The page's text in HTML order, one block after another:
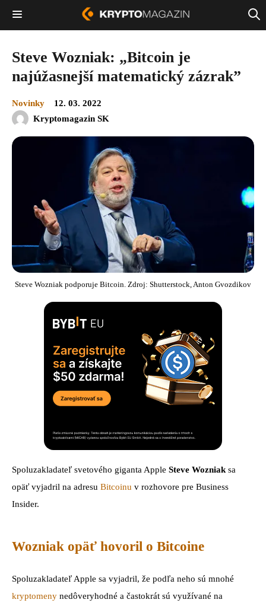
Steve Wozniak: „Bitcoin je
najúžasnejší matematický zázrak”
Novinky
12. 03. 2022
Kryptomagazin SK
Steve Wozniak podporuje Bitcoin. Zdroj: Shutterstock, Anton Gvozdikov
Spoluzakladateľ svetového giganta Apple Steve Wozniaksa
opäť vyjadril na adresu Bitcoinu v rozhovore pre Business
Insider.
Wozniak opäť hovoril o Bitcoine
Spoluzakladateľ Apple sa vyjadril, že podľa neho sú mnohé
kryptomeny nedôveryhodné a častokrát sú využívané na